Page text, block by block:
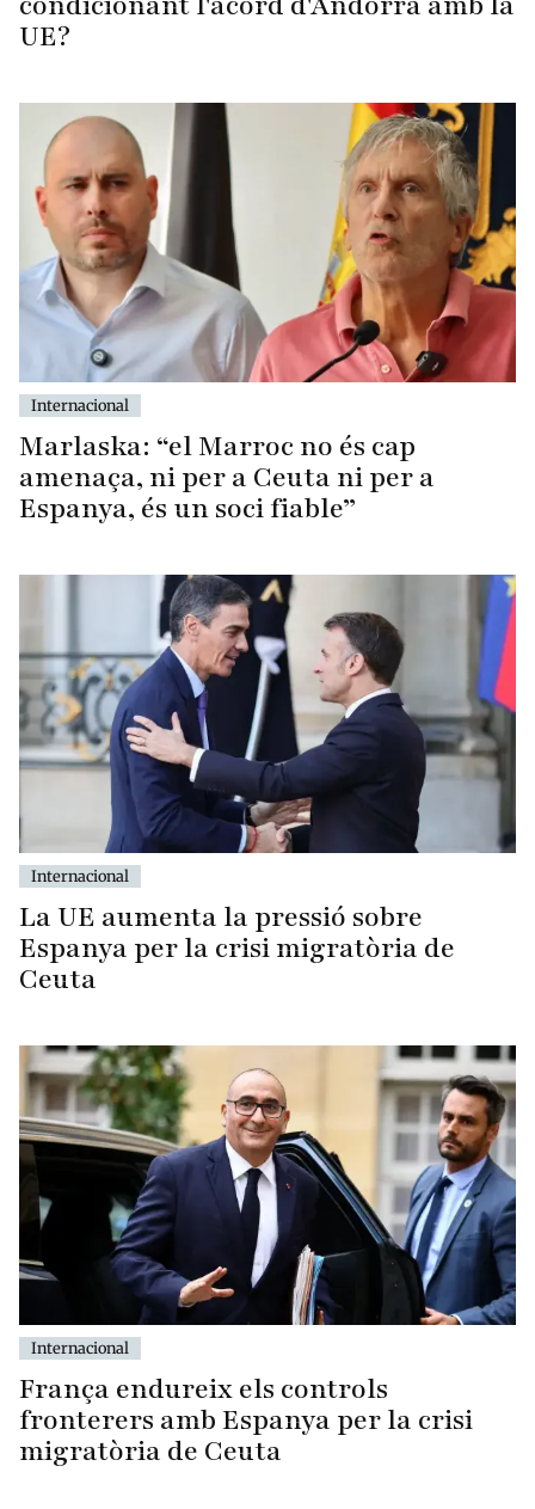
UE?
Internacional
Marlaska: “el Marroc no és cap
amenaça, ni per a Ceuta ni per a
Espanya, és un soci fiable”
Internacional
La UE aumenta la pressió sobre
Espanya per la crisi migratòria de
Ceuta
Internacional
França endureix els controls
fronterers amb Espanya per la crisi
migratòria de Ceuta